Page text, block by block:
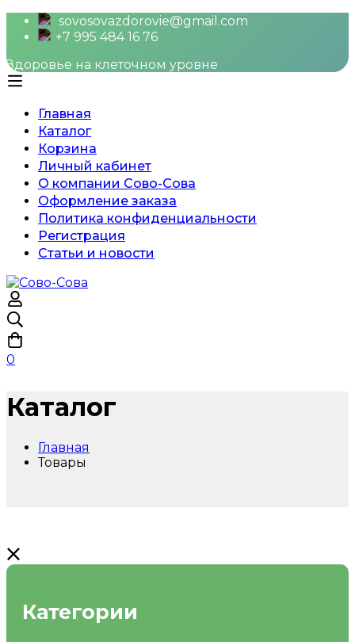
sovosovazdorovie@gmail.com
+7 995 484 16 76
Здоровье на клеточном уровне
Главная
Каталог
Корзина
Личный кабинет
О компании Сово-Сова
Оформление заказа
Политика конфиденциальности
Регистрация
Статьи и новости
0
Каталог
Главная
Товары
Категории